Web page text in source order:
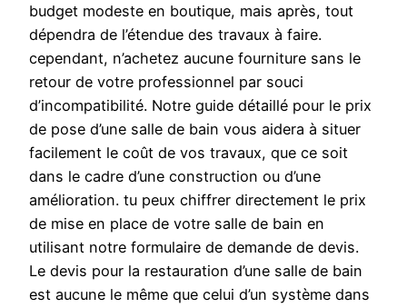
budget modeste en boutique, mais après, tout
dépendra de l’étendue des travaux à faire.
cependant, n’achetez aucune fourniture sans le
retour de votre professionnel par souci
d’incompatibilité. Notre guide détaillé pour le prix
de pose d’une salle de bain vous aidera à situer
facilement le coût de vos travaux, que ce soit
dans le cadre d’une construction ou d’une
amélioration. tu peux chiffrer directement le prix
de mise en place de votre salle de bain en
utilisant notre formulaire de demande de devis.
Le devis pour la restauration d’une salle de bain
est aucune le même que celui d’un système dans